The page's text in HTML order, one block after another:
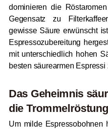
dominieren die
Gegensatz zu
gewisse Säure erwünscht
Espressozubereitung
mit unterschiedlich hohen
besten säurearmen
Das Geheimnis
die Trommelröstung
Um milde Espressobohnen